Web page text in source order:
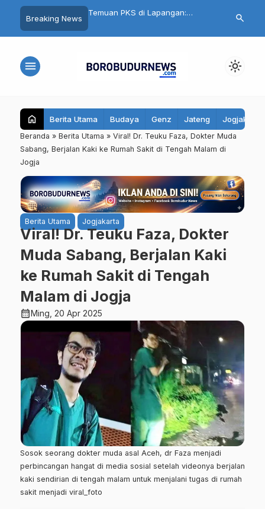
Breaking News
Magelang
Kain Kaku hingga Ada
Cuma Belanja Rp100 Ribu, Bisa
Mall Magelang
PAN Kota
search
menu light_mode
home Berita Utama Budaya Genz Jateng Jogjakarta
Beranda » Berita Utama » Viral! Dr. Teuku Faza, Dokter Muda
Sabang, Berjalan Kaki ke Rumah Sakit di Tengah Malam di
Jogja
Berita Utama Jogjakarta
Viral! Dr. Teuku Faza, Dokter
Muda Sabang, Berjalan Kaki
ke Rumah Sakit di Tengah
Malam di Jogja
calendar_monthMing, 20 Apr 2025
Sosok seorang dokter muda asal Aceh, dr Faza menjadi
perbincangan hangat di media sosial setelah videonya berjalan
kaki sendirian di tengah malam untuk menjalani tugas di rumah
sakit menjadi viral_foto